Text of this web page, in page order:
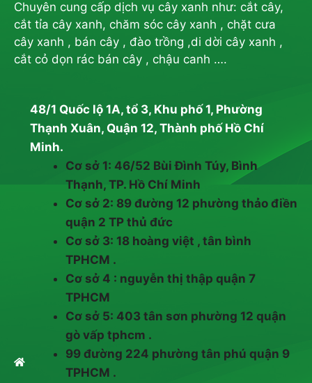
Chuyên cung cấp dịch vụ cây xanh như: cắt cây,
cắt tỉa cây xanh, chăm sóc cây xanh , chặt cưa
cây xanh , bán cây , đào trồng ,di dời cây xanh ,
cắt cỏ dọn rác bán cây , chậu canh ….
48/1 Quốc lộ 1A, tổ 3, Khu phố 1, Phường
Thạnh Xuân, Quận 12, Thành phố Hồ Chí
Minh.
Cơ sở 1: 46/52 Bùi Đình Túy, Bình
Thạnh, TP. Hồ Chí Minh
Cơ sở 2: 89 đường 12 phường thảo điền
quận 2 TP thủ đức
Cơ sở 3: 18 hoàng việt , tân bình
TPHCM .
Cơ sở 4 : nguyễn thị thập quận 7
TPHCM
Cơ sở 5: 403 tân sơn phường 12 quận
gò vấp tphcm .
99 đường 224 phường tân phú quận 9
TPHCM .